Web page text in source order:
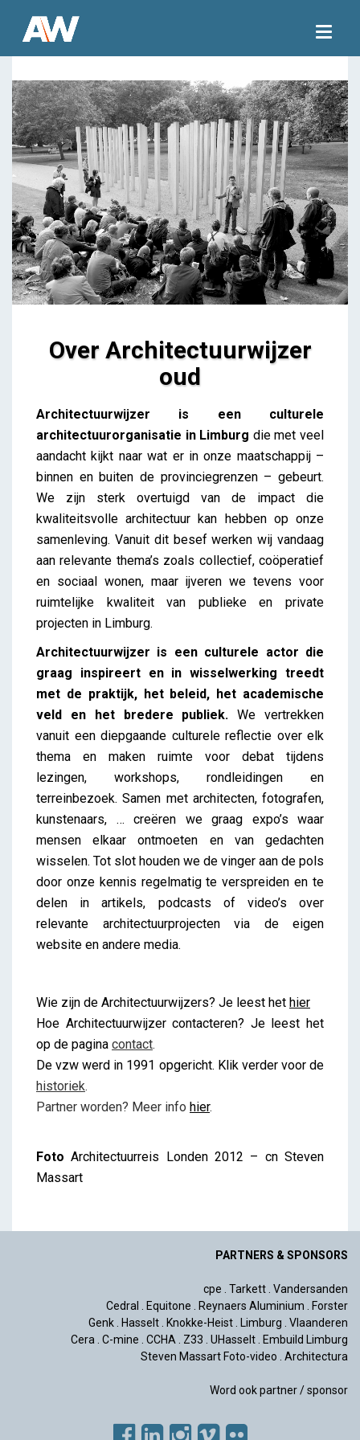
Over Architectuurwijzer
oud
Architectuurwijzer is een culturele
architectuurorganisatie in Limburg die met veel
aandacht kijkt naar wat er in onze maatschappij –
binnen en buiten de provinciegrenzen – gebeurt.
We zijn sterk overtuigd van de impact die
kwaliteitsvolle architectuur kan hebben op onze
samenleving. Vanuit dit besef werken wij vandaag
aan relevante thema’s zoals collectief, coöperatief
en sociaal wonen, maar ijveren we tevens voor
ruimtelijke kwaliteit van publieke en private
projecten in Limburg.
Architectuurwijzer is een culturele actor die
graag inspireert en in wisselwerking treedt
met de praktijk, het beleid, het academische
veld en het bredere publiek. We vertrekken
vanuit een diepgaande culturele reflectie over elk
thema en maken ruimte voor debat tijdens
lezingen, workshops, rondleidingen en
terreinbezoek. Samen met architecten, fotografen,
kunstenaars, … creëren we graag expo’s waar
mensen elkaar ontmoeten en van gedachten
wisselen. Tot slot houden we de vinger aan de pols
door onze kennis regelmatig te verspreiden en te
delen in artikels, podcasts of video’s over
relevante architectuurprojecten via de eigen
website en andere media.
Wie zijn de Architectuurwijzers? Je leest het hier
Hoe Architectuurwijzer contacteren? Je leest het
op de pagina contact.
De vzw werd in 1991 opgericht. Klik verder voor de
historiek.
Partner worden? Meer info hier.
FotoArchitectuurreis Londen 2012 – cn Steven
Massart
PARTNERS & SPONSORS
cpe Tarkett Vandersanden
Cedral
Equitone Reynaers Aluminium
Forster
Genk Hasselt Knokke-Heist Limburg
Vlaanderen
Cera
C-mine CCHA Z33 UHasselt Embuild Limburg
Steven Massart Foto-video
Architectura
Word ook partner / sponsor